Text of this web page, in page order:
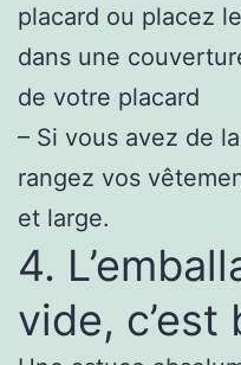
placard ou placez
dans une
de votre placard
– Si vous avez de
rangez vos
et large.
4.
vide, c’est